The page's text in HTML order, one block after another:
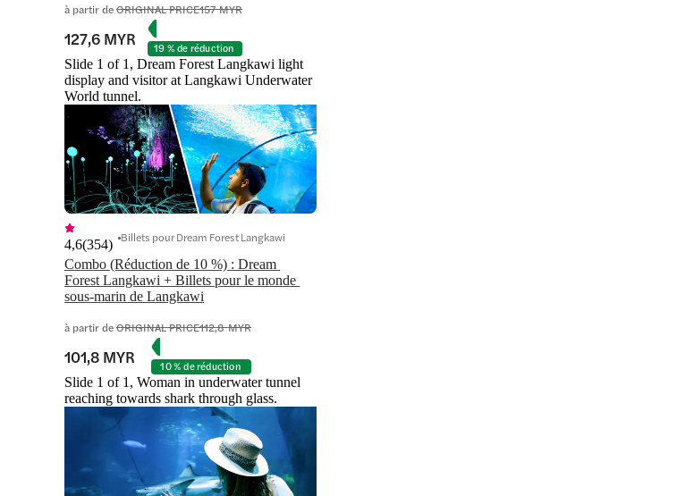
à partir deORIGINAL PRICE157 MYR
127,6 MYR 19 % de réduction
Slide 1 of 1, Dream Forest Langkawi light
display and visitor at Langkawi Underwater
World tunnel.
Combo (Réduction de 10 %) : Dream
Forest Langkawi + Billets pour le monde
sous-marin de Langkawi
4,6(354) Billets pour Dream Forest Langkawi
à partir deORIGINAL PRICE112,8 MYR
101,8 MYR 10 % de réduction
Slide 1 of 1, Woman in underwater tunnel
reaching towards shark through glass.